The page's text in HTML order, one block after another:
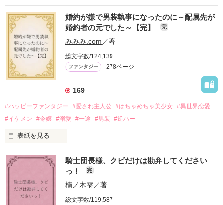
かつては英雄と呼ばれた父は事業で失敗ばかり。
そのせいで極貧生活を送るオリヴィア・ディルムーンは、母が
倒れたことをきっかけに娼婦になり稼ごうと屋敷を飛び出し
た。
娼館（たぶん）の店主は札束でビンタしてくる謎の男。
金と引き換えに雇われたと思いきや……契約結婚だった！？
裏社会を牛耳るロベールは仮面をつけており、謎が多いが幸せ
な結婚生活を満喫中。
そこでロベールを慕うアリスに一方的に敵視され、嫌がらせを
勘違いから始まる初夜騒動に危険ばかりの血まみれ新婚生活。
「──はい、喜んで！」
出会いは最悪、結婚生活は最高……？
愛を知らない公爵と天然怪力令嬢の溺愛バイオレンスラブコメ
ディです。
婚約が嫌で男装執事になったのに～配属先が
婚約者の元でした～【完】
完
みみみ.com／著
総文字数/124,139
ファンタジー 278ページ
169
#ハッピーファンタジー #愛され主人公 #はちゃめちゃ美少女 #異世界恋愛
#イケメン
#令嬢 #溺愛 #一途 #男装 #逆ハー
表紙を見る
＼異世界ラブコメ×ハッピーファンタジー／
「いやっほぉぉおお〜い！！！！」
騎士団長様、クビだけは勘弁してください
っ！
完
楠ノ木雫／著
総文字数/119,587